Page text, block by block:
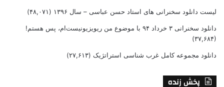
لیست دانلود سخنرانی های استاد حسن عباسی – سال ۱۳۹۶ (۴۸,۰۷۱)
دانلود سخنرانی ۳ خرداد ۹۴ با موضوع من ریویزیونیست‌ام، پس هستم!
(۳۷,۶۸۴)
دانلود مجموعه کامل غرب شناسی استراتژیک (۲۷,۶۱۳)
پخش زنده